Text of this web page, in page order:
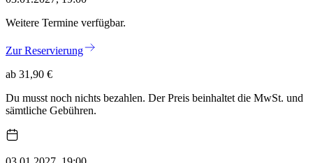
Weitere Termine verfügbar.
Zur Reservierung
ab 31,90 €
Du musst noch nichts bezahlen. Der Preis beinhaltet die MwSt. und
sämtliche Gebühren.